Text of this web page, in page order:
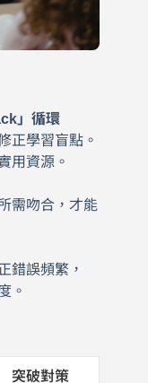
」循環
正學習盲點。
用資源。
需吻合，才能
錯誤頻繁，
。
突破對策